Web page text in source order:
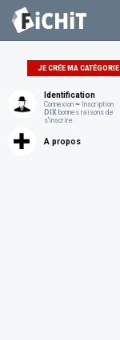
JE CRÉE MA CATÉGORIE
Identification
Connexion ~ Inscription
DIX bonnes raisons de
s'inscrire
A propos